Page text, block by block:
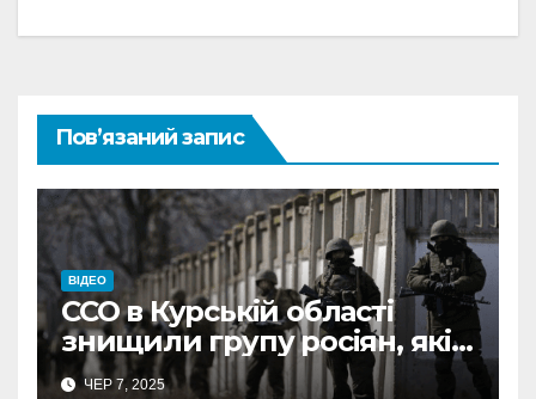
Пов’язаний запис
ВІДЕО
ССО в Курській області
знищили групу росіян, які
прямували на Сумщину
ЧЕР 7, 2025